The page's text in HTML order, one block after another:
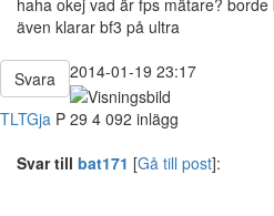
haha okej vad är fps mätare?
även klarar bf3 på ultra
Svara
2014-01-19 23:17
TLTGja P 29 4 092 inlägg
Svar till bat171 [Gå till post]: